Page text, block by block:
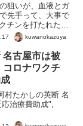
狙いが、血液とガ
先手って、大事で
チンを打たれた人
生が、...kuwanokazuya
名古屋市は被
コロナワクチ
たかしの英断 名
治療費助成",